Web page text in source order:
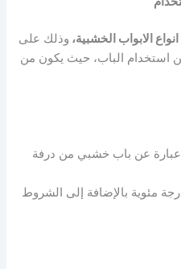
انواع الابواب الخشبية، وذلك على
الباب، حيث يكون من
عبارة عن باب خشبي من درفة
فتحه حتى 90 درجة مئوية بالإضافة إلى الشروط